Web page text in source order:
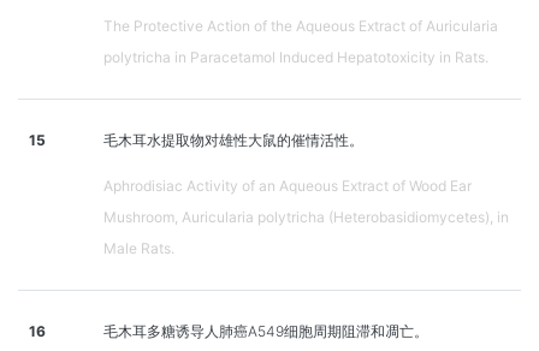
The Protective Action of the Aqueous Extract of Auricularia
polytricha in Paracetamol Induced Hepatotoxicity in Rats.
15 毛木耳水提取物对雄性大鼠的催情活性。
Aphrodisiac Activity of an Aqueous Extract of Wood Ear
Mushroom, Auricularia polytricha (Heterobasidiomycetes), in
Male Rats.
16 毛木耳多糖诱导人肺癌A549细胞周期阻滞和凋亡。